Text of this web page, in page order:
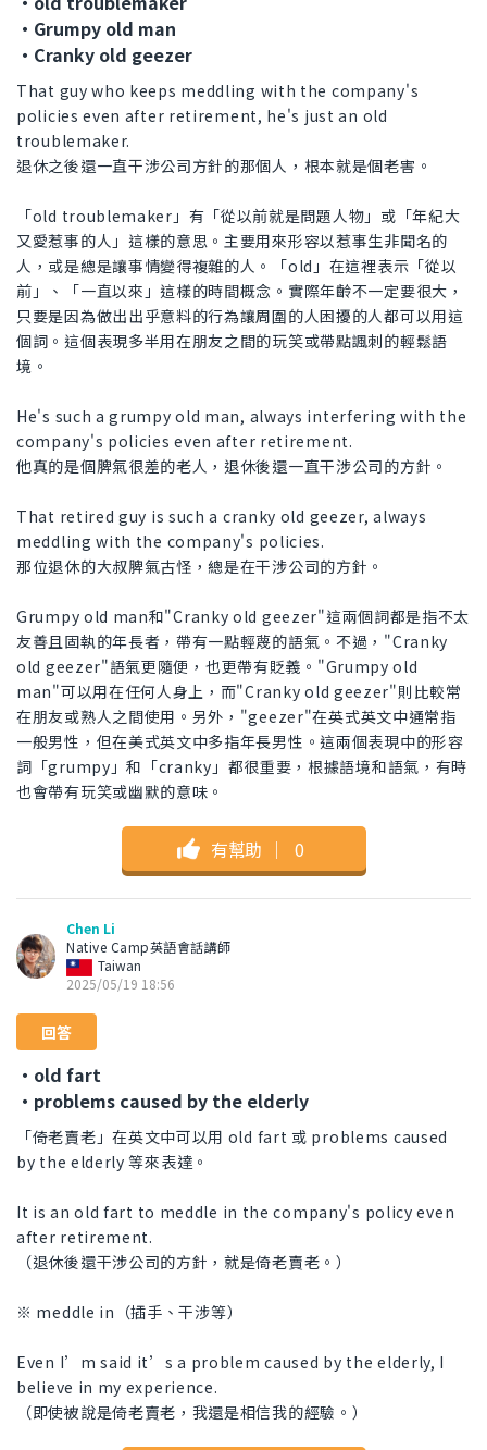
・Grumpy old man
・Cranky old geezer
That guy who keeps meddling with the company's
policies even after retirement, he's just an old
troublemaker.
退休之後還一直干涉公司方針的那個人，根本就是個老害。
「old troublemaker」有「從以前就是問題人物」或「年紀大
又愛惹事的人」這樣的意思。主要用來形容以惹事生非聞名的
人，或是總是讓事情變得複雜的人。「old」在這裡表示「從以
前」、「一直以來」這樣的時間概念。實際年齡不一定要很大，
只要是因為做出出乎意料的行為讓周圍的人困擾的人都可以用這
個詞。這個表現多半用在朋友之間的玩笑或帶點諷刺的輕鬆語
境。
He's such a grumpy old man, always interfering with the
company's policies even after retirement.
他真的是個脾氣很差的老人，退休後還一直干涉公司的方針。
That retired guy is such a cranky old geezer, always
meddling with the company's policies.
那位退休的大叔脾氣古怪，總是在干涉公司的方針。
Grumpy old man和"Cranky old geezer"這兩個詞都是指不太
友善且固執的年長者，帶有一點輕蔑的語氣。不過，"Cranky
old geezer"語氣更隨便，也更帶有貶義。"Grumpy old
man"可以用在任何人身上，而"Cranky old geezer"則比較常
在朋友或熟人之間使用。另外，"geezer"在英式英文中通常指
一般男性，但在美式英文中多指年長男性。這兩個表現中的形容
詞「grumpy」和「cranky」都很重要，根據語境和語氣，有時
也會帶有玩笑或幽默的意味。
有幫助 ｜ 0
Chen Li
Native Camp英語會話講師
Taiwan
2025/05/19 18:56
回答
・old fart
・problems caused by the elderly
「倚老賣老」在英文中可以用 old fart 或 problems caused
by the elderly 等來表達。
It is an old fart to meddle in the company's policy even
after retirement.
（退休後還干涉公司的方針，就是倚老賣老。）
※ meddle in（插手、干涉等）
Even I’m said it’s a problem caused by the elderly, I
believe in my experience.
（即使被說是倚老賣老，我還是相信我的經驗。）